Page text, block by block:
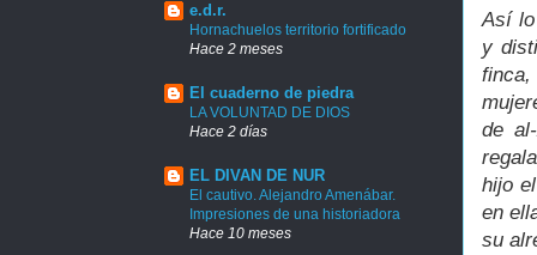
Así
y
de
hijo
en
su
e.d.r.
Hornachuelos territorio fortificado
Hace 2 meses
El cuaderno de piedra
LA VOLUNTAD DE DIOS
Hace 2 días
EL DIVAN DE NUR
El cautivo. Alejandro Amenábar.
Impresiones de una historiadora
Hace 10 meses